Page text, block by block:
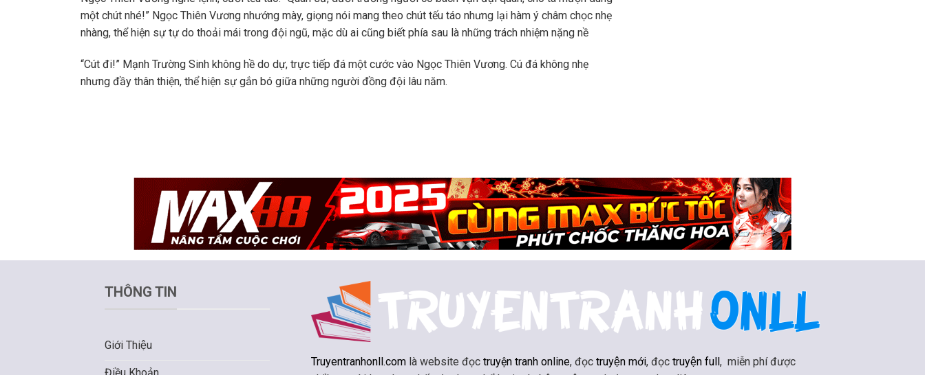
một chút nhé!” Ngọc Thiên Vương nhướng mày, giọng nói mang theo chút tếu táo nhưng lại hàm ý châm chọc nhẹ
nhàng, thể hiện sự tự do thoải mái trong đội ngũ, mặc dù ai cũng biết phía sau là những trách nhiệm nặng nề
“Cút đi!” Mạnh Trường Sinh không hề do dự, trực tiếp đá một cước vào Ngọc Thiên Vương. Cú đá không nhẹ
nhưng đầy thân thiện, thể hiện sự gắn bó giữa những người đồng đội lâu năm.
THÔNG TIN
Giới Thiệu
Truyentranhonll.com là website đọc truyện tranh online, đọc truyện mới, đọc truyện full , miễn phí được